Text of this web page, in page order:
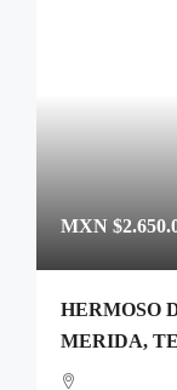
MXN
HERMOSO
MERIDA,